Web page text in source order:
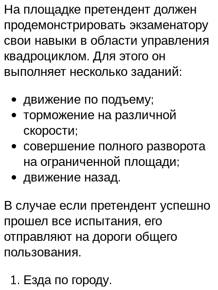
На площадке претендент должен
продемонстрировать экзаменатору
свои навыки в области управления
квадроциклом. Для этого он
выполняет несколько заданий:
движение по подъему;
торможение на различной
скорости;
совершение полного разворота
на ограниченной площади;
движение назад.
В случае если претендент успешно
прошел все испытания, его
отправляют на дороги общего
пользования.
Езда по городу.